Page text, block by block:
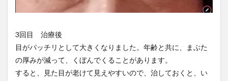
3回目 治療後
目がパッチリとして大きくなりました。年齢と共に、まぶた
の厚みが減って、くぼんでくることがあります。
すると、見た目が老けて見えやすいので、治しておくと、い